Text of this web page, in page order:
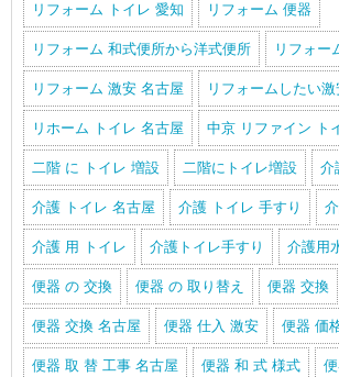
リフォーム トイレ 愛知 リフォーム 便器
リフォーム 和式便所から洋式便所 リフォー
リフォーム 激安 名古屋 リフォームしたい激
リホーム トイレ 名古屋 中京 リファイン ト
二階 に トイレ 増設 二階にトイレ増設 介
介護 トイレ 名古屋 介護 トイレ 手すり
介護 用 トイレ 介護トイレ手すり 介護用
便器 の 交換 便器 の 取り替え 便器 交換
便器 交換 名古屋 便器 仕入 激安 便器 価
便器 取 替 工事 名古屋 便器 和 式 様式